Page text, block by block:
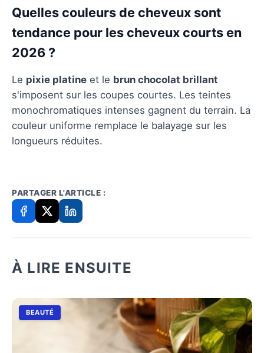
Quelles couleurs de cheveux sont
tendance pour les cheveux courts en
2026 ?
Le pixie platine et le brun chocolat brillant
s'imposent sur les coupes courtes. Les teintes
monochromatiques intenses gagnent du terrain. La
couleur uniforme remplace le balayage sur les
longueurs réduites.
PARTAGER L'ARTICLE :
À LIRE ENSUITE
BEAUTÉ